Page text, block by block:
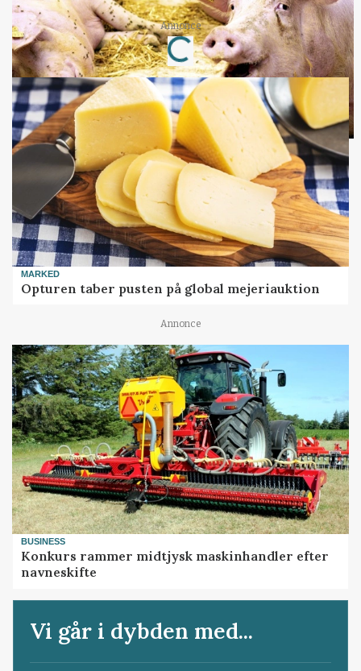
Annonce
Loading...
MARKED
Opturen taber pusten på global mejeriauktion
Annonce
BUSINESS
Konkurs rammer midtjysk maskinhandler efter
navneskifte
Vi går i dybden med...